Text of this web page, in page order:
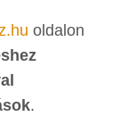
oldalon
.